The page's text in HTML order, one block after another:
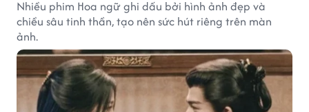
Nhiều phim Hoa ngữ ghi dấu bởi hình ảnh đẹp và
chiều sâu tinh thần, tạo nên sức hút riêng trên màn
ảnh.